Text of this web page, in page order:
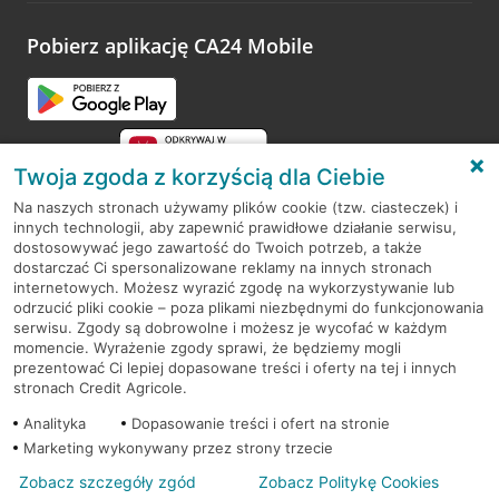
opinie.
Pobierz aplikację CA24 Mobile
RODO
Regulamin serwisu
Mapa serwisu
PolitykaCookies
© 2026 Credit Agricole Bank Polska S.A. Wszelkie prawa zastrzeżone
Twoja zgoda z korzyścią dla Ciebie
Na naszych stronach używamy plików cookie (tzw. ciasteczek) i
innych technologii, aby zapewnić prawidłowe działanie serwisu,
dostosowywać jego zawartość do Twoich potrzeb, a także
dostarczać Ci spersonalizowane reklamy na innych stronach
internetowych. Możesz wyrazić zgodę na wykorzystywanie lub
odrzucić pliki cookie – poza plikami niezbędnymi do funkcjonowania
serwisu. Zgody są dobrowolne i możesz je wycofać w każdym
momencie. Wyrażenie zgody sprawi, że będziemy mogli
prezentować Ci lepiej dopasowane treści i oferty na tej i innych
stronach Credit Agricole.
Analityka
Dopasowanie treści i ofert na stronie
Marketing wykonywany przez strony trzecie
Zobacz szczegóły zgód Zobacz Politykę Cookies